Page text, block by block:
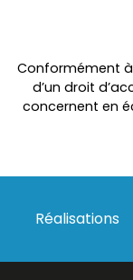
Conformément à
d’un droit
concernent en
Réalisations